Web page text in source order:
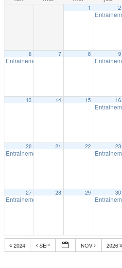
1 2
6
Entrainement intérieur à Shawinigan18:30
7 8 9
13 14 15 16
20
Entrainement intérieur à Shawinigan18:30
21 22 23
27
Entrainement intérieur à Shawinigan18:30
28 29 30
2024 SEP NOV 2026